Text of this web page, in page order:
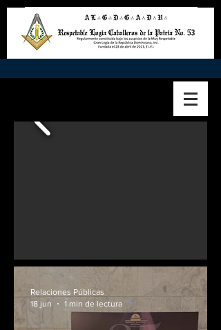
Relaciones Públicas
18 jun
1 min de lectura